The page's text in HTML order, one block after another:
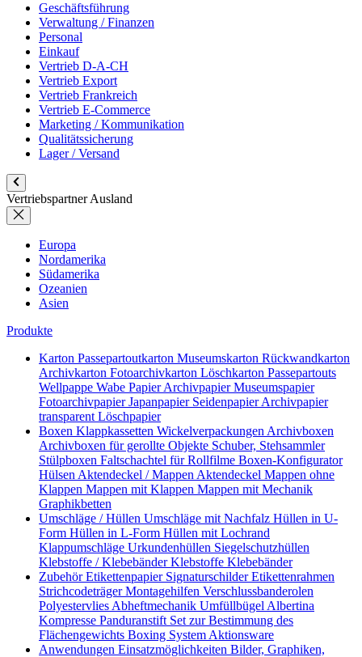
Geschäftsführung
Verwaltung / Finanzen
Personal
Einkauf
Vertrieb D-A-CH
Vertrieb Export
Vertrieb Frankreich
Vertrieb E-Commerce
Marketing / Kommunikation
Qualitätssicherung
Lager / Versand
Vertriebspartner Ausland
Europa
Nordamerika
Südamerika
Ozeanien
Asien
Produkte
Karton Passepartoutkarton Museumskarton Rückwandkarton
Archivkarton Fotoarchivkarton Löschkarton Passepartouts
Wellpappe Wabe PapierArchivpapierMuseumspapier
FotoarchivpapierJapanpapier SeidenpapierArchivpapier
transparent Löschpapier
Boxen Klappkassetten Wickelverpackungen Archivboxen
Archivboxen für gerollte Objekte Schuber, Stehsammler
Stülpboxen Faltschachtel für Rollfilme Boxen-Konfigurator
Hülsen Aktendeckel / Mappen Aktendeckel Mappen ohne
Klappen Mappen mit Klappen Mappen mit Mechanik
Graphikbetten
Umschläge / Hüllen Umschläge mit Nachfalz Hüllen in U-
Form Hüllen in L-Form Hüllen mit Lochrand
Klappumschläge Urkundenhüllen Siegelschutzhüllen
Klebstoffe / KlebebänderKlebstoffe Klebebänder
ZubehörEtikettenpapier SignaturschilderEtikettenrahmen
StrichcodeträgerMontagehilfen Verschlussbanderolen
Polyestervlies Abheftmechanik Umfüllbügel Albertina
Kompresse Panduranstift Set zur Bestimmung des
Flächengewichts Boxing System Aktionsware
Anwendungen Einsatzmöglichkeiten Bilder, Graphiken,